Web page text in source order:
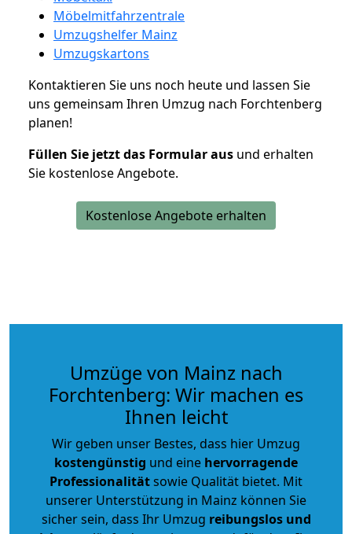
Möbelmitfahrzentrale
Umzugshelfer Mainz
Umzugskartons
Kontaktieren Sie uns noch heute und lassen Sie
uns gemeinsam Ihren Umzug nach Forchtenberg
planen!
Füllen Sie jetzt das Formular aus und erhalten
Sie kostenlose Angebote.
Kostenlose Angebote erhalten
Umzüge von Mainz nach
Forchtenberg: Wir machen es
Ihnen leicht
Wir geben unser Bestes, dass hier Umzug
kostengünstig und eine hervorragende
Professionalitätsowie Qualität bietet. Mit
unserer Unterstützung in Mainz können Sie
sicher sein, dass Ihr Umzug reibungslos und